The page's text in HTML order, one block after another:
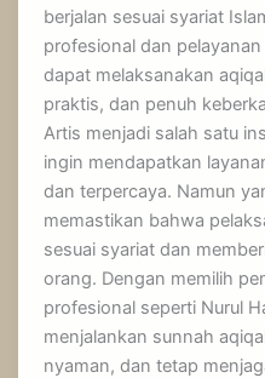
berjalan sesuai syariat
profesional dan
dapat melaksanakan
praktis, dan penuh
Artis menjadi salah satu
ingin mendapatkan
dan terpercaya. Namun
memastikan bahwa
sesuai syariat dan
orang. Dengan memilih
profesional seperti Nurul
menjalankan sunnah
nyaman, dan tetap